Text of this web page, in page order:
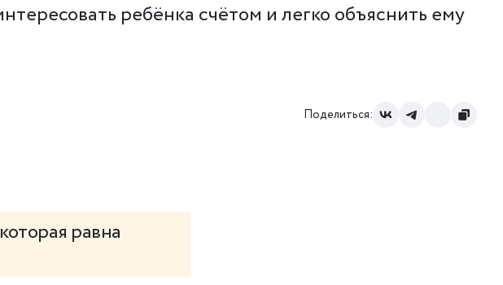
ребёнка счётом и легко объяснить ему
Поделиться:
равна